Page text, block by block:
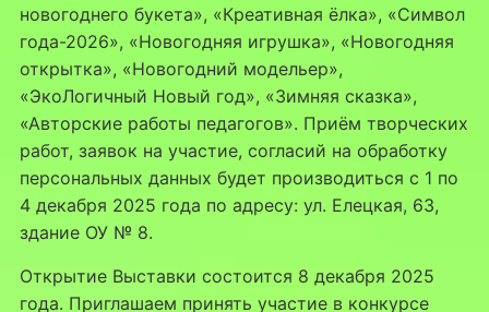
новогоднего букета», «Креативная ёлка», «Символ
года-2026», «Новогодняя игрушка», «Новогодняя
открытка», «Новогодний модельер»,
«ЭкоЛогичный Новый год», «Зимняя сказка»,
«Авторские работы педагогов». Приём творческих
работ, заявок на участие, согласий на обработку
персональных данных будет производиться с 1 по
4 декабря 2025 года по адресу: ул. Елецкая, 63,
здание ОУ № 8.
Открытие Выставки состоится 8 декабря 2025
года. Приглашаем принять участие в конкурсе